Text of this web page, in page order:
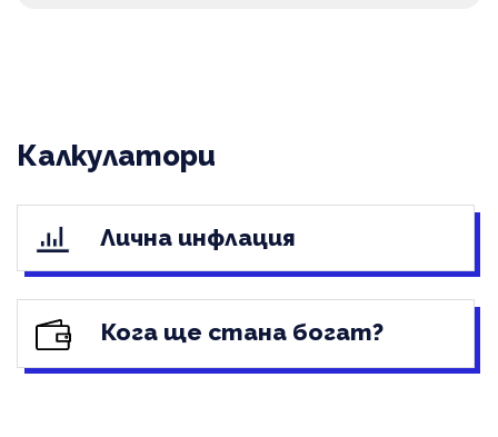
Калкулатори
Лична инфлация
Кога ще стана богат?